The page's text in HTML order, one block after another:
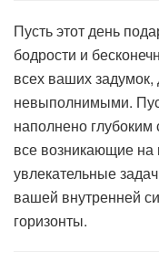
Пусть этот день
бодрости и
всех ваших задумок,
невыполнимыми.
наполнено
все возникающие на
увлекательные
вашей внутренней
горизонты.